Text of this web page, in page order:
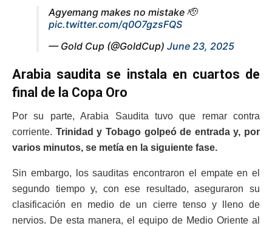
Agyemang makes no mistake 🫡
pic.twitter.com/q0O7gzsFQS
— Gold Cup (@GoldCup) June 23, 2025
Arabia saudita se instala en cuartos de
final de la Copa Oro
Por su parte, Arabia Saudita tuvo que remar contra
corriente. Trinidad y Tobago golpeó de entrada y, por
varios minutos, se metía en la siguiente fase.
Sin embargo, los sauditas encontraron el empate en el
segundo tiempo y, con ese resultado, aseguraron su
clasificación en medio de un cierre tenso y lleno de
nervios. De esta manera, el equipo de Medio Oriente al